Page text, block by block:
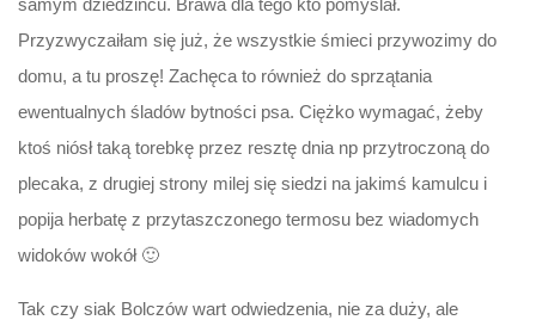
Przyzwyczaiłam się już, że wszystkie śmieci przywozimy do
domu, a tu proszę! Zachęca to również do sprzątania
ewentualnych śladów bytności psa. Ciężko wymagać, żeby
ktoś niósł taką torebkę przez resztę dnia np przytroczoną do
plecaka, z drugiej strony milej się siedzi na jakimś kamulcu i
popija herbatę z przytaszczonego termosu bez wiadomych
widoków wokół 🙂
Tak czy siak Bolczów wart odwiedzenia, nie za duży, ale